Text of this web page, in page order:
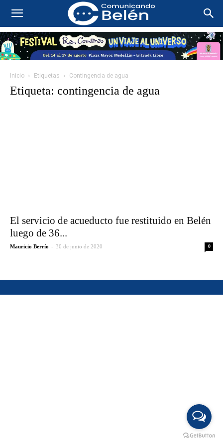
Inicio Etiquetas Contingencia de agua
Etiqueta: contingencia de agua
El servicio de acueducto fue restituido en Belén
luego de 36...
Mauricio Berrío - 30 de junio de 2020 0